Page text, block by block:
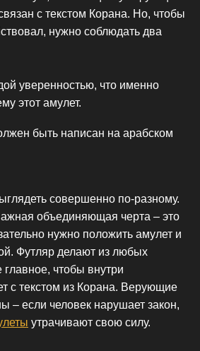
с текстом Корана. Но, чтобы
нужно соблюдать два
уверенностью, что именно
этот амулет.
быть написан на арабском
совершенно по-разному.
объединяющая черта – это
нужно положить амулет и
Футляр делают из любых
чтобы внутри
с текстом из Корана. Верующие
– если человек нарушает закон,
утрачивают свою силу.